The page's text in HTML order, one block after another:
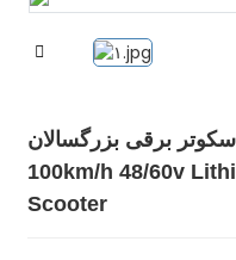
اسکوتر برقی بزرگسالان MS Wuxi Tenghui High
100km/h 48/60v
Scooter